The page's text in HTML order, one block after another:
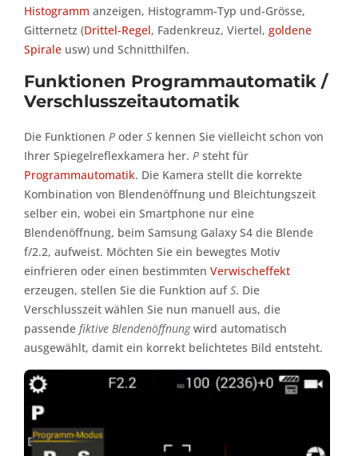
Histogramm anzeigen, Histogramm-Typ und-Grösse,
Gitternetz (Drittel-Regel, Fadenkreuz, Viertel, goldene
Spirale usw) und Schnitthilfen.
Funktionen Programmautomatik /
Verschlusszeitautomatik
Die Funktionen P oder S kennen Sie vielleicht schon von
Ihrer Spiegelreflexkamera her. P steht für
Programmautomatik. Die Kamera stellt die korrekte
Kombination von Blendenöffnung und Bleichtungszeit
selber ein, wobei ein Smartphone nur eine
Blendenöffnung, beim Samsung Galaxy S4 die Blende
f/2.2, aufweist. Möchten Sie ein bewegtes Motiv
einfrieren oder einen bestimmten Verwischeffekt
erzeugen, stellen Sie die Funktion aufS. Die
Verschlusszeit wählen Sie nun manuell aus, die
passende fiktive Blendenöffnungwird automatisch
ausgewählt, damit ein korrekt belichtetes Bild entsteht.